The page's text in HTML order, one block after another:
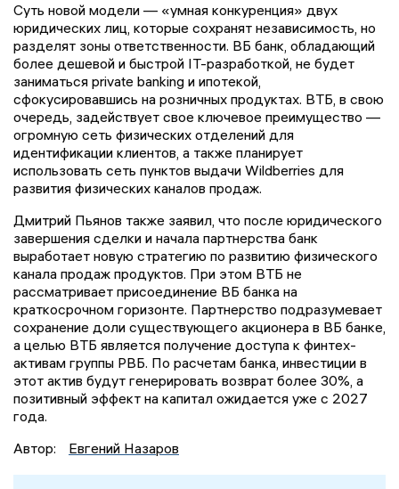
Суть новой модели — «умная конкуренция» двух
юридических лиц, которые сохранят независимость, но
разделят зоны ответственности. ВБ банк, обладающий
более дешевой и быстрой IT-разработкой, не будет
заниматься private banking и ипотекой,
сфокусировавшись на розничных продуктах. ВТБ, в свою
очередь, задействует свое ключевое преимущество —
огромную сеть физических отделений для
идентификации клиентов, а также планирует
использовать сеть пунктов выдачи Wildberries для
развития физических каналов продаж.
Дмитрий Пьянов также заявил, что после юридического
завершения сделки и начала партнерства банк
выработает новую стратегию по развитию физического
канала продаж продуктов. При этом ВТБ не
рассматривает присоединение ВБ банка на
краткосрочном горизонте. Партнерство подразумевает
сохранение доли существующего акционера в ВБ банке,
а целью ВТБ является получение доступа к финтех-
активам группы РВБ. По расчетам банка, инвестиции в
этот актив будут генерировать возврат более 30%, а
позитивный эффект на капитал ожидается уже с 2027
года.
Автор:
Евгений Назаров